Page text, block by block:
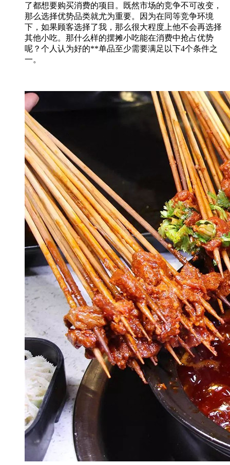
了都想要购买消费的项目。既然市场的竞争不可改变，
那么选择优势品类就尤为重要。因为在同等竞争环境
下，如果顾客选择了我，那么很大程度上他不会再选择
其他小吃。那什么样的摆摊小吃能在消费中抢占优势
呢？个人认为好的**单品至少需要满足以下4个条件之
一。